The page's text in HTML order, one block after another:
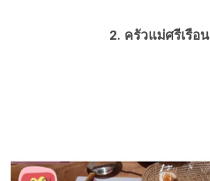
2. ครัวแม่ศรีเรือน